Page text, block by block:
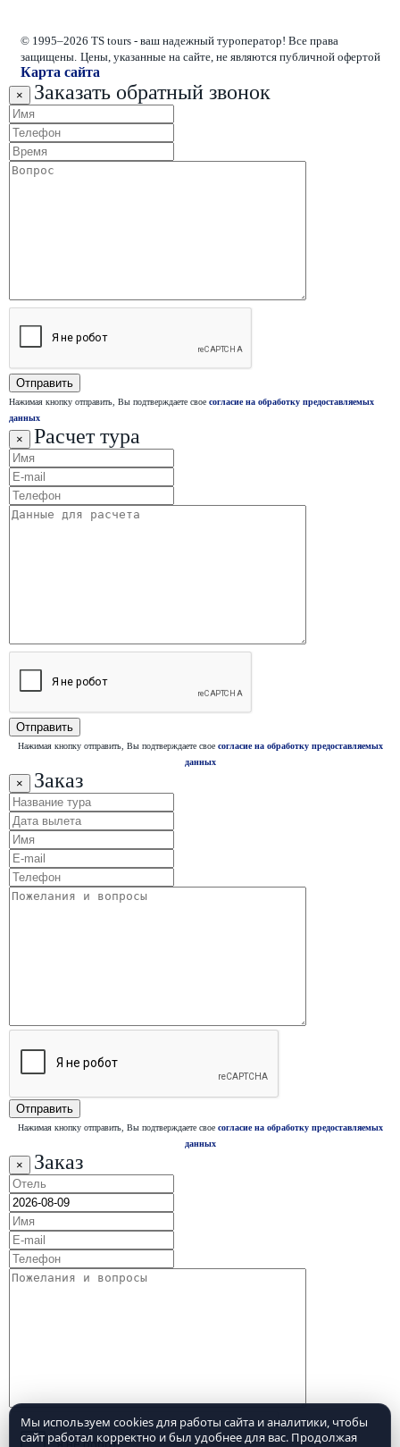
Мы используем cookies для работы сайта и аналитики, чтобы
сайт работал корректно и был удобнее для вас. Продолжая
© 1995–2026 TS tours - ваш надежный туроператор! Все права
защищены. Цены, указанные на сайте, не являются публичной офертой
Карта сайта
× Заказать обратный звонок
Нажимая кнопку отправить, Вы подтверждаете свое согласие на обработку предоставляемых
данных
× Расчет тура
Нажимая кнопку отправить, Вы подтверждаете свое согласие на обработку предоставляемых
данных
× Заказ
Нажимая кнопку отправить, Вы подтверждаете свое согласие на обработку предоставляемых
данных
× Заказ